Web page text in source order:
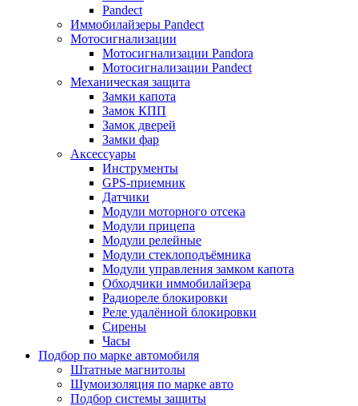
Pandect
Иммобилайзеры Pandect
Мотосигнализации
Мотосигнализации Pandora
Мотосигнализации Pandect
Механическая защита
Замки капота
Замок КПП
Замок дверей
Замки фар
Аксессуары
Инструменты
GPS-приемник
Датчики
Модули моторного отсека
Модули прицепа
Модули релейные
Модули стеклоподъёмника
Модули управления замком капота
Обходчики иммобилайзера
Радиореле блокировки
Реле удалённой блокировки
Сирены
Часы
Подбор по марке автомобиля
Штатные магнитолы
Шумоизоляция по марке авто
Подбор системы защиты